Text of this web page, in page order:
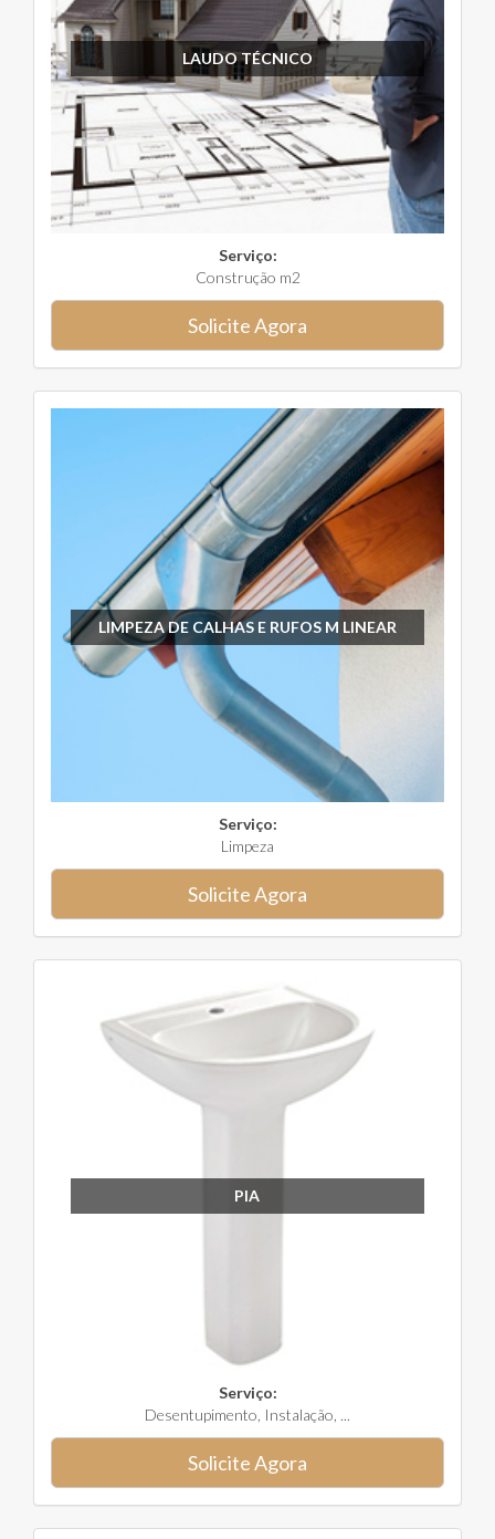
LAUDO TÉCNICO
Serviço:
Construção m2
Solicite Agora
LIMPEZA DE CALHAS E RUFOS M LINEAR
Serviço:
Limpeza
Solicite Agora
PIA
Serviço:
Desentupimento, Instalação, ...
Solicite Agora